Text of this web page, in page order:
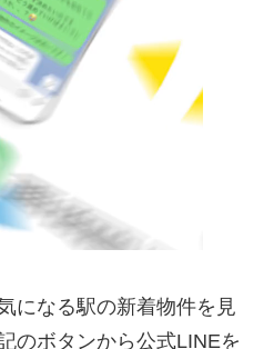
になる駅の新着物件を見
のボタンから公式LINEを